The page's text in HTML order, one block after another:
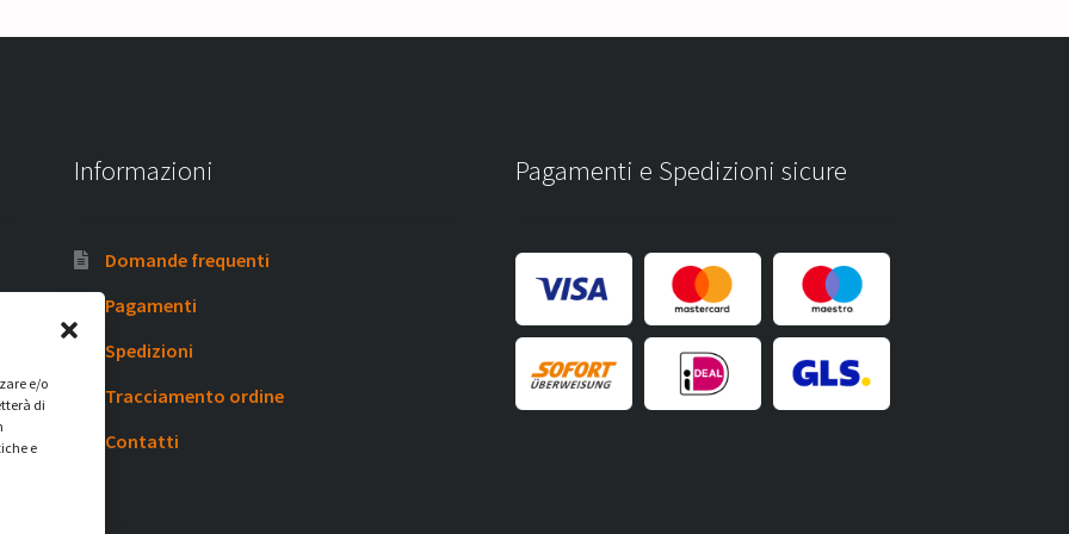
e/o
di
e
Informazioni
Domande frequenti
Pagamenti
Spedizioni
Tracciamento ordine
Contatti
Pagamenti e Spedizioni sicure